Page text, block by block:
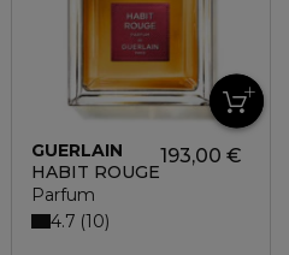
GUERLAIN
HABIT ROUGE
Parfum
193,00 €
4.7 10